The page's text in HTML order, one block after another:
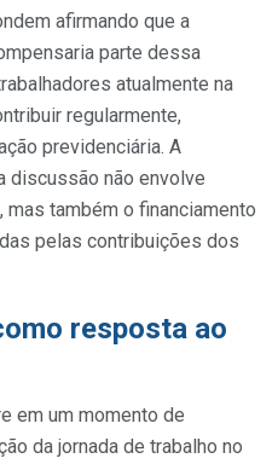
afirmando que a
parte dessa
atualmente na
regularmente,
previdenciária. A
discussão não envolve
também o financiamento
pelas contribuições dos
resposta ao
em um momento de
da jornada de trabalho no